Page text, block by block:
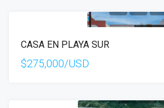
CASA EN PLAYA SUR
$275,000/USD